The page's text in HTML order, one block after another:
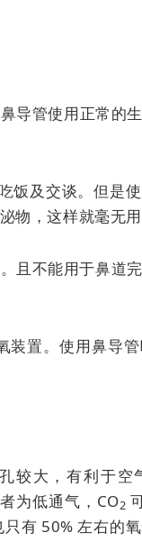
鼻导管使用正常的
饭及交谈。但是
物，这样就毫无用
且不能用于鼻道
置。使用鼻导
较大，有利于空
为低通气，CO2
有 50% 左右的